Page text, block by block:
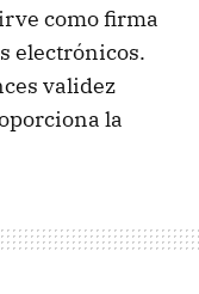
como firma
electrónicos.
validez
la